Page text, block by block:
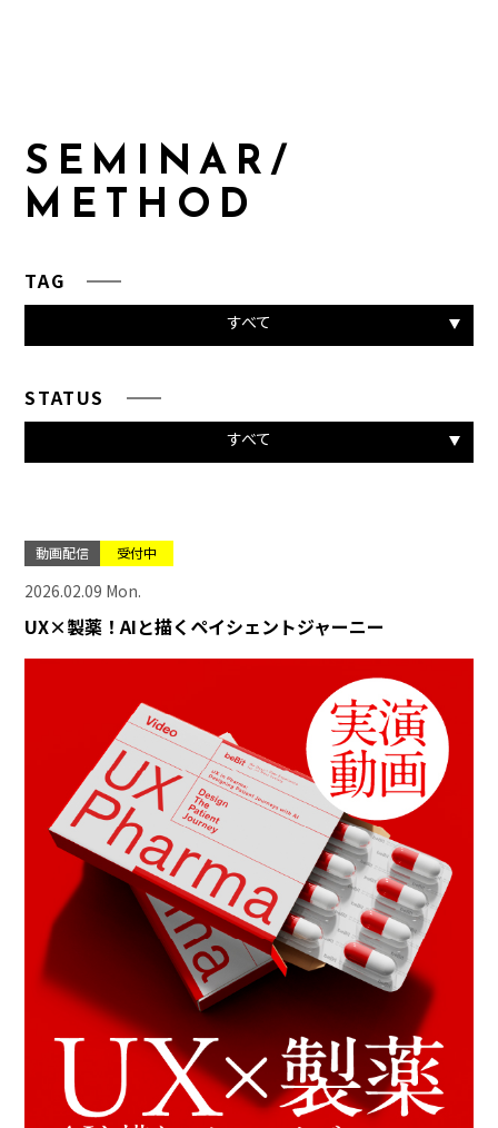
S E M I NA R /
M E T H O D
STATUS
すべて
TAG
すべて
動画配信 受付中
2026.02.09 Mon.
UX×製薬！AIと描くペイシェントジャーニー